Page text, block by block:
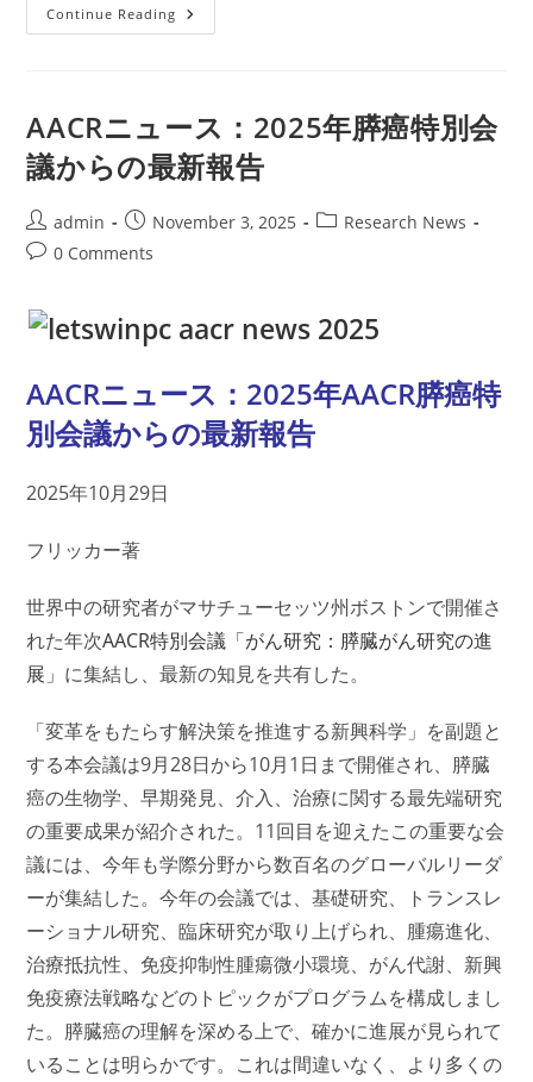
Continue Reading NET
が
11
月
10
日
SCAN
グ
査
の
案
内
AACRニュース：2025年膵癌特別会
議からの最新報告
Post
author:
admin
Post
published:
November 3, 2025
PostResearch News
Post0 Comments
AACRニュース：2025年AACR膵癌特
別会議からの最新報告
2025年10月29日
フリッカー著
世界中の研究者がマサチューセッツ州ボストンで開催さ
れた年次AACR特別会議「がん研究：膵臓がん研究の進
展」 に集結し、最新の知見を共有した。
「変革をもたらす解決策を推進する新興科学」を副題と
する本会議は9月28日から10月1日まで開催され、膵臓
癌の生物学、早期発見、介入、治療に関する最先端研究
の重要成果が紹介された。11回目を迎えたこの重要な会
議には、今年も学際分野から数百名のグローバルリーダ
ーが集結した。今年の会議では、基礎研究、トランスレ
ーショナル研究、臨床研究が取り上げられ、腫瘍進化、
治療抵抗性、免疫抑制性腫瘍微小環境、がん代謝、新興
免疫療法戦略などのトピックがプログラムを構成しまし
た。膵臓癌の理解を深める上で、確かに進展が見られて
いることは明らかです。これは間違いなく、より多くの